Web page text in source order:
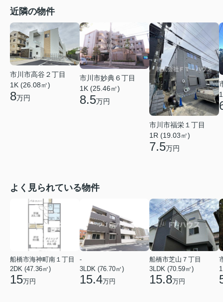
近隣の物件
市川市高谷２丁目
1K (26.08㎡)
8万円
市川市妙典６丁目
1K (25.46㎡)
8.5万円
市川市福栄１丁目
1R (19.03㎡)
7.5万円
よく見られている物件
船橋市海神町南１丁目
2DK (47.36㎡)
15万円
-
3LDK (76.70㎡)
15.4万円
船橋市芝山７丁目
3LDK (70.59㎡)
15.8万円